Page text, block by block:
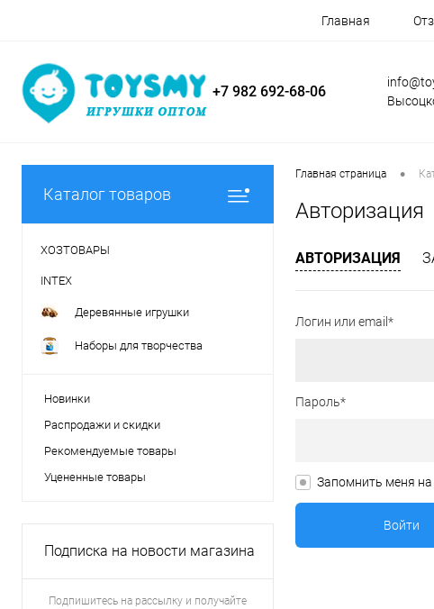
Главная
+7 982 692-68-06
Каталог товаров
ХОЗТОВАРЫ
INTEX
Деревянные игрушки
Наборы для творчества
Новинки
Распродажи и скидки
Рекомендуемые товары
Уцененные товары
Подписка на новости магазина
Подпишитесь на рассылку и получайте
Главная страница •
Авторизация
АВТОРИЗАЦИЯ
Логин или email*
Пароль*
Запомнить меня